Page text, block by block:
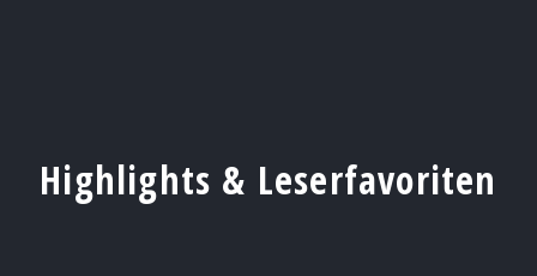
Highlights & Leserfavoriten